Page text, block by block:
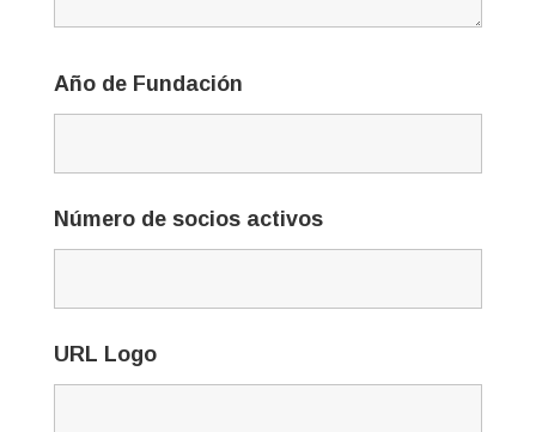
Año de Fundación
Número de socios activos
URL Logo